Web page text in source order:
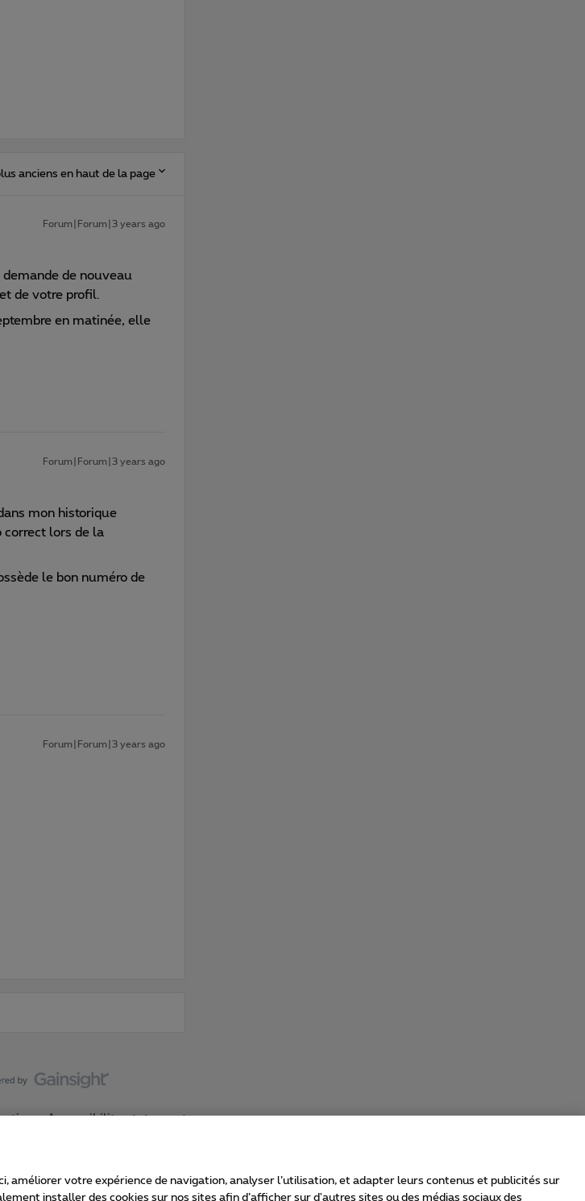
anciens en haut de la page
Forum|Forum|3 years ago
de nouveau
de votre profil.
en matinée, elle
Forum|Forum|3 years ago
mon historique
correct lors de la
le bon numéro de
Forum|Forum|3 years ago
Accessibility statement
améliorer votre expérience de navigation, analyser l’utilisation, et adapter leurs contenus et publicités sur
installer des cookies sur nos sites afin d’afficher sur d'autres sites ou des médias sociaux des